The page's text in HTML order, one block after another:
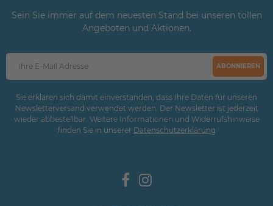
Sein Sie immer auf dem neuesten Stand bei unseren tollen
Angeboten und Aktionen.
ABONNIEREN
Sie erklären sich damit einverstanden, dass Ihre Daten für unseren
Newsletterversand verwendet werden. Der Newsletter ist jederzeit
wieder abbestellbar. Weitere Informationen und Widerrufshinweise
finden Sie in unserer Daten­schutz­erklärung